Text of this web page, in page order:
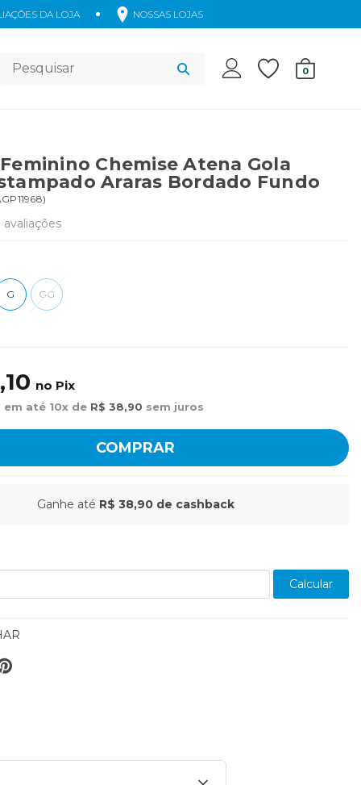
DA LOJA NOSSAS LOJAS
Acessórios 0
Chemise Atena Gola
Araras Bordado Fundo
)
avaliações
G GG
no Pix
em até 10x de R$ 38,90 sem juros
COMPRAR
Ganhe até R$ 38,90de cashback
Calcular